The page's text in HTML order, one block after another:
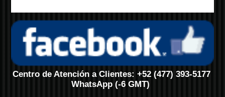
Centro de Atención a Clientes: +52 (477) 393-5177
WhatsApp (-6 GMT)